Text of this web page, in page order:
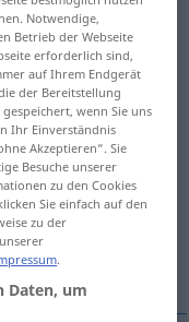
antippen)
<по->
<-казать>
Notwendige,
Betrieb der Webseite
erforderlich sind,
auf Ihrem Endgerät
der Bereitstellung
wenn Sie uns
Ihr Einverständnis
Akzeptieren“. Sie
Besuche unserer
zu den Cookies
Sie einfach auf den
zu der
.
Daten, um